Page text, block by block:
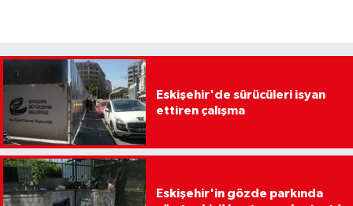
Eskişehir'de sürücüleri isyan
ettiren çalışma
Eskişehir'in gözde parkında